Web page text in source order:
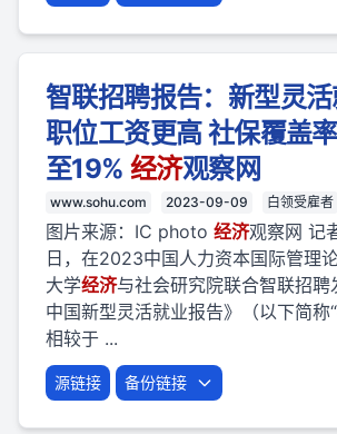
智联招聘报告：新型灵
职位工资更高 社保覆盖
至19% 经济观察网
www.sohu.com 2023-09-09 白领受雇者
图片来源：IC photo 经济观察网 记
日，在2023中国人力资本国际管理
大学经济与社会研究院联合智联招
中国新型灵活就业报告》（以下简称“
相较于 ...
源链接 备份链接